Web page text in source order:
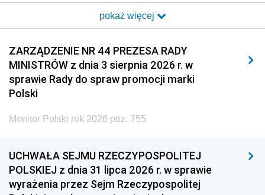
2017 2016 2015
2014 2013 2012
2011 2010 2009
2008 2007 2006
2005
1996 1995 1994
1993 1992 1991
pokaż więcej
ZARZĄDZENIE NR 44 PREZESA RADY
MINISTRÓW z dnia 3 sierpnia 2026 r. w
sprawie Rady do spraw promocji marki
Polski
Monitor Polski rok 2026 poz. 755
UCHWAŁA SEJMU RZECZYPOSPOLITEJ
POLSKIEJ z dnia 31 lipca 2026 r. w sprawie
wyrażenia przez Sejm Rzeczypospolitej